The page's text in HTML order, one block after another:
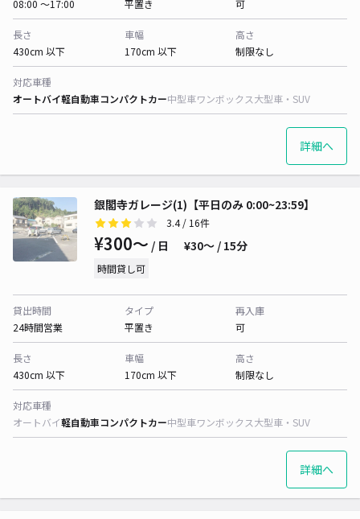
08:00 〜17:00
平置き
可
長さ
430cm 以下
車幅
170cm 以下
高さ
制限なし
対応車種
オートバイ軽自動車コンパクトカー中型車ワンボックス大型車・SUV
詳細へ
銀閣寺ガレージ(1)【平日のみ 0:00~23:59】
3.4/ 16件
¥300〜 / 日 ¥30〜 / 15分
時間貸し可
貸出時間
24時間営業
タイプ
平置き
再入庫
可
長さ
430cm 以下
車幅
170cm 以下
高さ
制限なし
対応車種
オートバイ軽自動車コンパクトカー中型車ワンボックス大型車・SUV
詳細へ